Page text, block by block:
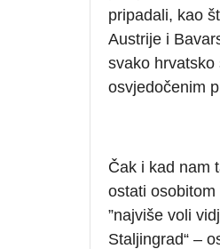
pripadali, kao
Austrije i
svako hrvatsko
osvjedočenim
Čak i kad nam
ostati
”najviše voli
Staljingrad“ –